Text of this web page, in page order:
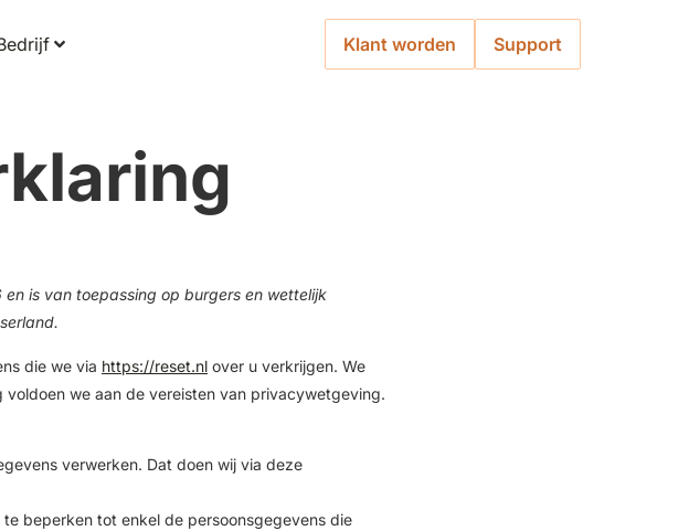
Klant worden Support
is van toepassing op burgers en wettelijk
die we via https://reset.nl over u verkrijgen. We
we aan de vereisten van privacywetgeving.
verwerken. Dat doen wij via deze
beperken tot enkel de persoonsgegevens die